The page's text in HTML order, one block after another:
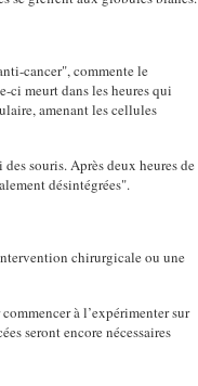
cancer", commente le
ci meurt dans les heures qui
amenant les cellules
souris. Après deux heures de
désintégrées".
chirurgicale ou une
à l’expérimenter sur
seront encore nécessaires